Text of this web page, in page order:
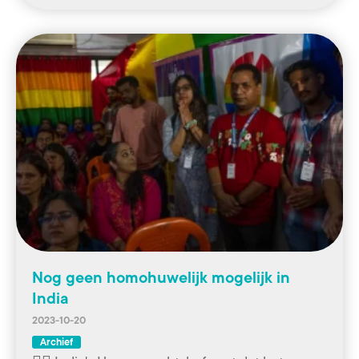
Nog geen homohuwelijk mogelijk in
India
2023-10-20
Archief